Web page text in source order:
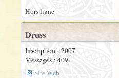
Hors ligne
Druss
Inscription : 2007
Messages : 409
Site Web